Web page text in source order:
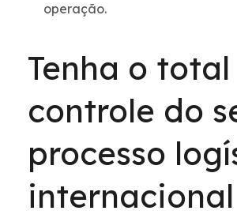
operação.
Tenha o total
controle do
processo